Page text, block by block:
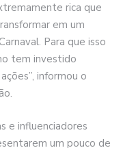
rica que
em um
Para que isso
tem investido
informou o
e influenciadores
um pouco de